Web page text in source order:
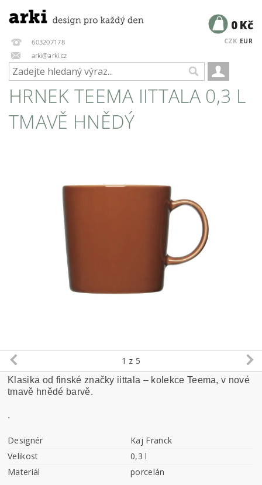
603207178
arki@arki.cz
CZK EUR
0 Kč
HRNEK TEEMA IITTALA 0,3 L
TMAVĚ HNĚDÝ
1 z 5
Klasika od finské značky iittala – kolekce Teema, v nové
tmavě hnědé barvě.
.
Designér
Kaj Franck
Velikost
0,3 l
Materiál
porcelán